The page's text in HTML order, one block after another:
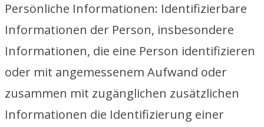
Persönliche Informationen: Identifizierbare
Informationen der Person, insbesondere
Informationen, die eine Person identifizieren
oder mit angemessenem Aufwand oder
zusammen mit zugänglichen zusätzlichen
Informationen die Identifizierung einer